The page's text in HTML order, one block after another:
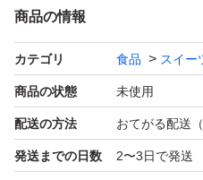
※他の種類と組み合わせOK◎
♪内容
アップル チーズケーキ ５号
底に 角切りリンゴやわらか
国産リンゴ使用☆
商品の情報
カテゴリ 食品 スイー
商品の状態 未使用
配送の方法 おてがる配送
発送までの日数 2〜3日で発送